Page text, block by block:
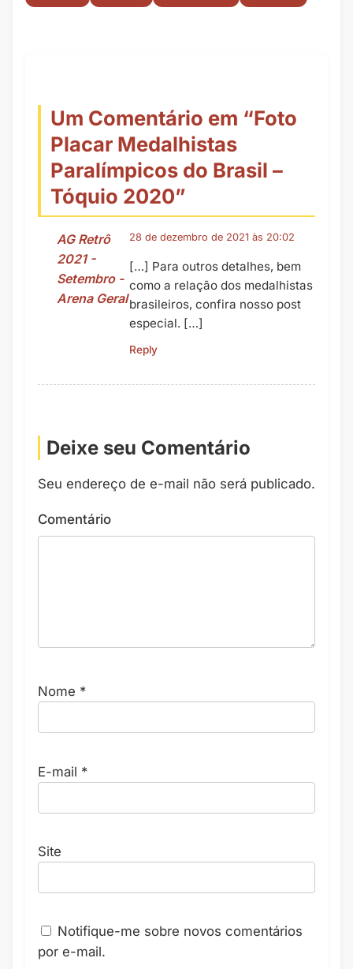
Um Comentário em “Foto
Placar Medalhistas
Paralímpicos do Brasil –
Tóquio 2020”
AG Retrô
2021 -
Setembro -
Arena Geral
28 de dezembro de 2021 às 20:02
[…] Para outros detalhes, bem
como a relação dos medalhistas
brasileiros, confira nosso post
especial. […]
Reply
Deixe seu Comentário
Seu endereço de e-mail não será publicado.
Comentário
Nome *
E-mail *
Site
Notifique-me sobre novos comentários
por e-mail.